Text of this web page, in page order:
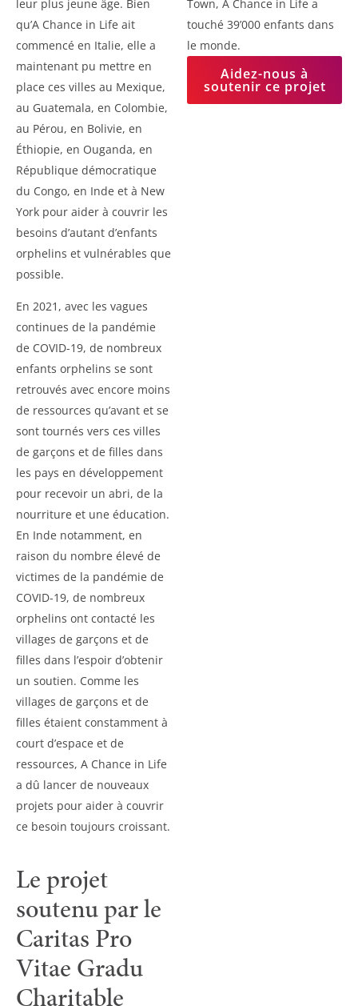
leur plus jeune âge. Bien
qu’A Chance in Life ait
commencé en Italie, elle a
maintenant pu mettre en
place ces villes au Mexique,
au Guatemala, en Colombie,
au Pérou, en Bolivie, en
Éthiopie, en Ouganda, en
République démocratique
du Congo, en Inde et à New
York pour aider à couvrir les
besoins d’autant d’enfants
orphelins et vulnérables que
possible.
En 2021, avec les vagues
continues de la pandémie
de COVID-19, de nombreux
enfants orphelins se sont
retrouvés avec encore moins
de ressources qu’avant et se
sont tournés vers ces villes
de garçons et de filles dans
les pays en développement
pour recevoir un abri, de la
nourriture et une éducation.
En Inde notamment, en
raison du nombre élevé de
victimes de la pandémie de
COVID-19, de nombreux
orphelins ont contacté les
villages de garçons et de
filles dans l’espoir d’obtenir
un soutien. Comme les
villages de garçons et de
filles étaient constamment à
court d’espace et de
ressources, A Chance in Life
a dû lancer de nouveaux
projets pour aider à couvrir
ce besoin toujours croissant.
Town, A Chance in Life a
touché 39’000 enfants dans
le monde.
Aidez-nous à
soutenir ce projet
Le projet
soutenu par le
Caritas Pro
Vitae Gradu
Charitable